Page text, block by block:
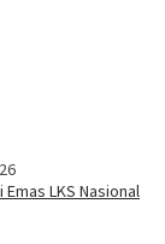
LKS Nasional